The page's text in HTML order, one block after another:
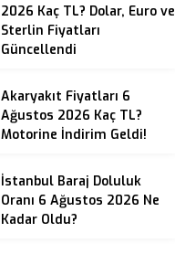
2026 Kaç TL? Dolar, Euro ve
Sterlin Fiyatları
Güncellendi
Akaryakıt Fiyatları 6
Ağustos 2026 Kaç TL?
Motorine İndirim Geldi!
İstanbul Baraj Doluluk
Oranı 6 Ağustos 2026 Ne
Kadar Oldu?